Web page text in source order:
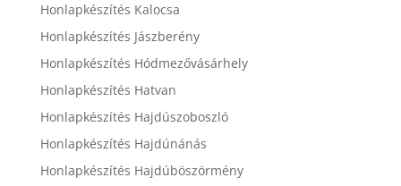
Honlapkészítés Kalocsa
Honlapkészítés Jászberény
Honlapkészítés Hódmezővásárhely
Honlapkészítés Hatvan
Honlapkészítés Hajdúszoboszló
Honlapkészítés Hajdúnánás
Honlapkészítés Hajdúböszörmény